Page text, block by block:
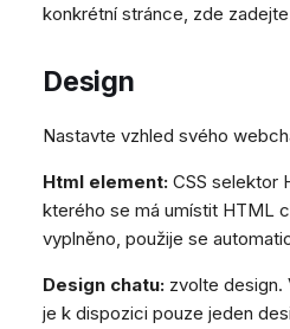
konkrétní stránce, zde
Design
Nastavte vzhled svého
Html element: CSS selektor
kterého se má umístit HTML
vyplněno, použije se
Design chatu: zvolte design.
je k dispozici pouze jeden